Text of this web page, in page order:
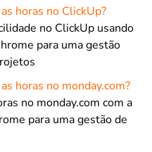
horas no ClickUp?
no ClickUp usando
para uma gestão
horas no monday.com?
no monday.com com a
para uma gestão de